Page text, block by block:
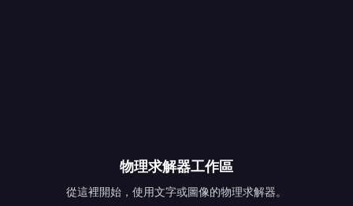
物理求解器工作區
從這裡開始，使用文字或圖像的物理求解器。